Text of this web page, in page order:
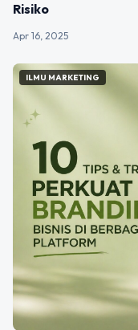
Risiko
Apr 16, 2025
ILMU MARKETING